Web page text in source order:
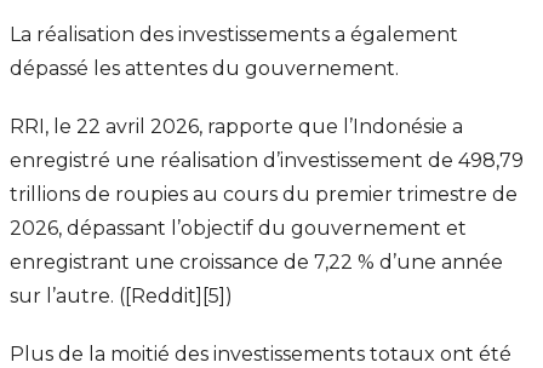
La réalisation des investissements a également
dépassé les attentes du gouvernement.
RRI, le 22 avril 2026, rapporte que l’Indonésie a
enregistré une réalisation d’investissement de 498,79
trillions de roupies au cours du premier trimestre de
2026, dépassant l’objectif du gouvernement et
enregistrant une croissance de 7,22 % d’une année
sur l’autre. ([Reddit][5])
Plus de la moitié des investissements totaux ont été